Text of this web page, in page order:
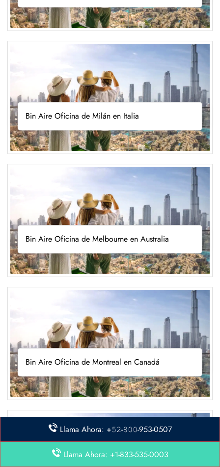
Bin Aire Oficina de Milán en Italia
Bin Aire Oficina de Melbourne en Australia
Bin Aire Oficina de Montreal en Canadá
Llama Ahora: +𝟻𝟸-𝟾𝟶𝟶-953-0507
Llama Ahora: +1-833-535-0003